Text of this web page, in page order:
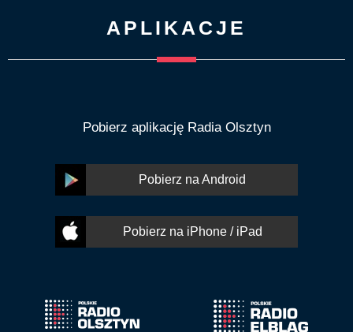
APLIKACJE
Pobierz aplikację Radia Olsztyn
Pobierz na Android
Pobierz na iPhone / iPad